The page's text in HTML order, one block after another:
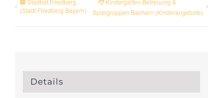
🏢 Stadtrat Friedberg
(Stadt Friedberg Bayern)
🧒 Kindergarten Betreuung &
Spielgruppen Bachern (Kinderangebote)
Details